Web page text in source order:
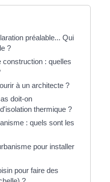
préalable... Qui
?
construction : quelles
à un architecte ?
doit-on
thermique ?
: quels sont les
pour installer
pour faire des